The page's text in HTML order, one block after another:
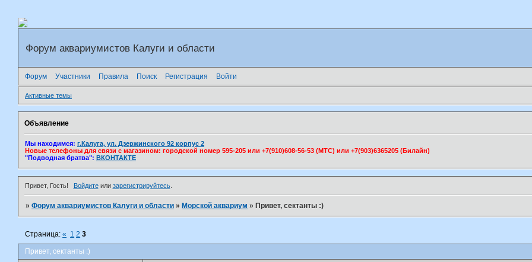
Форум аквариумистов Калуги и области
Форум Участники Правила Поиск Регистрация Войти
Активные темы
Объявление
Мы находимся: г.Калуга, ул. Дзержинского 92 корпус 2
Новые телефоны для связи с магазином: городской номер 595-205 или +7(910)608-56-53 (МТС) или +7(903)6365205 (Билайн)
"Подводная братва": ВКОНТАКТЕ
Привет, Гость! Войдитеили зарегистрируйтесь.
»Форум аквариумистов Калуги и области » Морской аквариум » Привет, сектанты :)
Привет, сектанты :)
Страница:« 1 2 3